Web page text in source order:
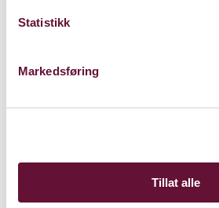
Statistikk
Markedsføring
Tillat alle
Store Sal
Bærum Kulturhus